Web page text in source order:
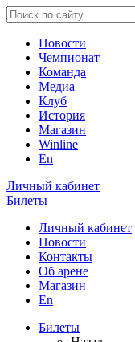
Новости
Чемпионат
Команда
Медиа
Клуб
История
Магазин
Winline
En
Личный кабинет
Билеты
Личный кабинет
Новости
Контакты
Об арене
Магазин
En
Билеты